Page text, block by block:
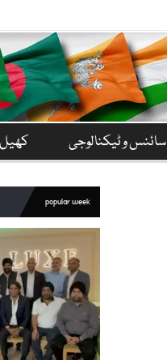
سائنس و ٹیکنالوجی کھیل
popular week